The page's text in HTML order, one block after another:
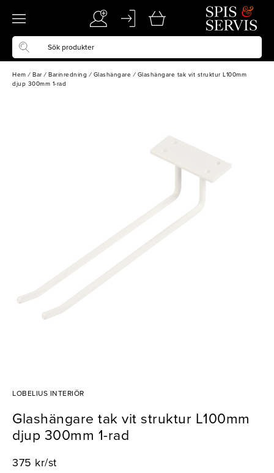
Hem / Bar / Barinredning / Glashängare / Glashängare tak vit struktur L100mm
djup 300mm 1-rad
LOBELIUS INTERIÖR
Glashängare tak vit struktur L100mm
djup 300mm 1-rad
375 kr/st